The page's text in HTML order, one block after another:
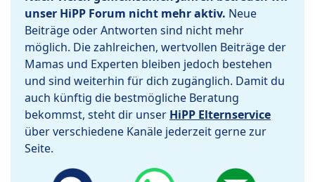
unser HiPP Forum nicht mehr aktiv. Neue
Beiträge oder Antworten sind nicht mehr
möglich. Die zahlreichen, wertvollen Beiträge der
Mamas und Experten bleiben jedoch bestehen
und sind weiterhin für dich zugänglich. Damit du
auch künftig die bestmögliche Beratung
bekommst, steht dir unser HiPP Elternservice
über verschiedene Kanäle jederzeit gerne zur
Seite.